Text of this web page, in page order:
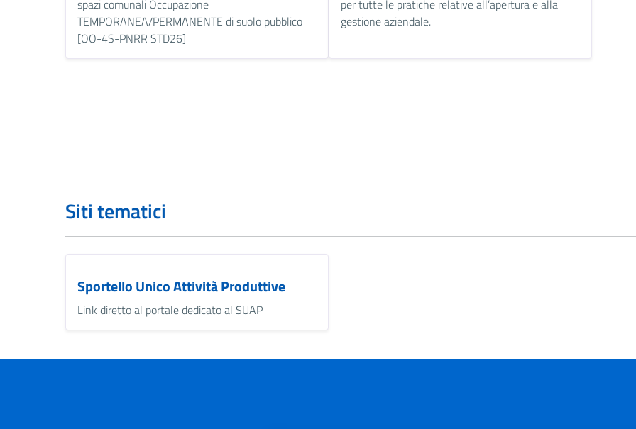
spazi comunali Occupazione
TEMPORANEA/PERMANENTE di suolo pubblico
[OO-4S-PNRR STD26]
per tutte le pratiche relative all’apertura e alla
gestione aziendale.
Siti tematici
Sportello Unico Attività Produttive
Link diretto al portale dedicato al SUAP